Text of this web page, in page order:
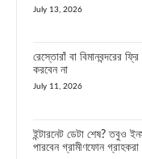
July 13, 2026
রেস্তোরাঁ বা বিমানবন্দরের
করবেন না
July 11, 2026
ইন্টারনেট ডেটা শেষ? তবুও
পারবেন গ্রামীণফোন গ্রাহকরা